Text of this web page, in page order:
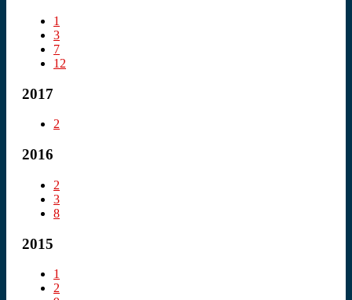
1
3
7
12
2017
2
2016
2
3
8
2015
1
2